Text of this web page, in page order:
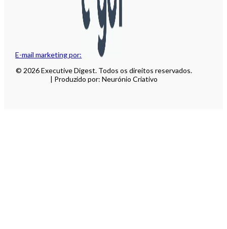
E-mail marketing por:
© 2026 Executive Digest. Todos os direitos reservados.
| Produzido por: Neurónio Criativo